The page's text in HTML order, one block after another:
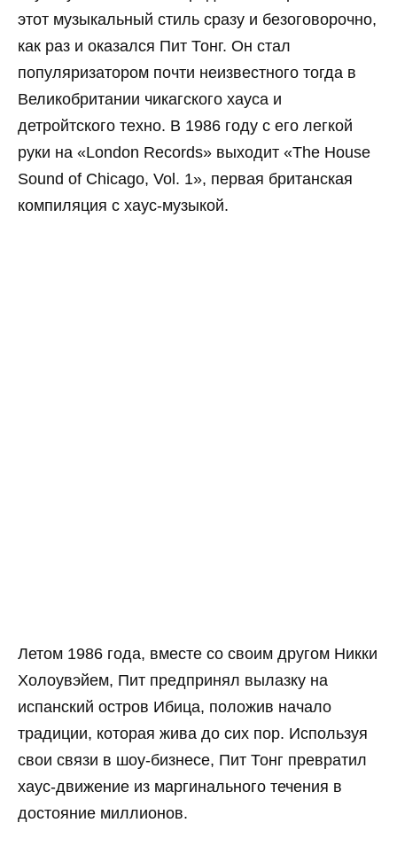
этот музыкальный стиль сразу и безоговорочно,
как раз и оказался Пит Тонг. Он стал
популяризатором почти неизвестного тогда в
Великобритании чикагского хауса и
детройтского техно. В 1986 году с его легкой
руки на «London Records» выходит «The House
Sound of Chicago, Vol. 1», первая британская
компиляция с хаус-музыкой.
Летом 1986 года, вместе со своим другом Никки
Холоувэйем, Пит предпринял вылазку на
испанский остров Ибица, положив начало
традиции, которая жива до сих пор. Используя
свои связи в шоу-бизнесе, Пит Тонг превратил
хаус-движение из маргинального течения в
достояние миллионов.